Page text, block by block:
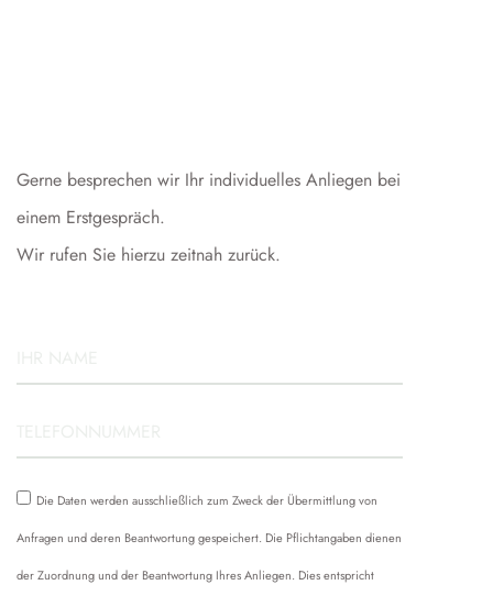
Gerne besprechen wir Ihr individuelles Anliegen bei
einem Erstgespräch.
Wir rufen Sie hierzu zeitnah zurück.
Die Daten werden ausschließlich zum Zweck der Übermittlung von
Anfragen und deren Beantwortung gespeichert. Die Pflichtangaben dienen
der Zuordnung und der Beantwortung Ihres Anliegen. Dies entspricht